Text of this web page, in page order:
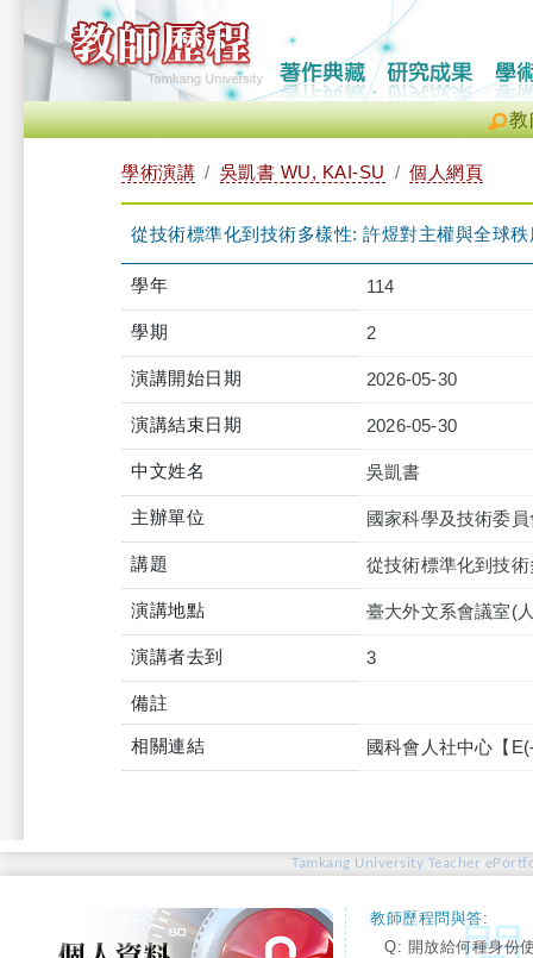
教
學術演講 吳凱書 WU, KAI-SU 個人網頁
從技術標準化到技術多樣性: 許煜對主權與全球
學年 114
學期 2
演講開始日期 2026-05-30
演講結束日期 2026-05-30
中文姓名 吳凱書
主辦單位 國家科學及技術委
講題 從技術標準化到技
演講地點 臺大外文系會議室(
演講者去到 3
備註
相關連結 國科會人社中心【
Tamkang University Teacher
教師歷程問與答:
Q: 開放給何種身份